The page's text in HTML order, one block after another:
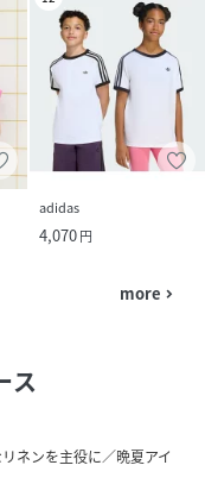
adidas
4,070円
more navigate_next
ス
ネンを主役に／晩夏アイ